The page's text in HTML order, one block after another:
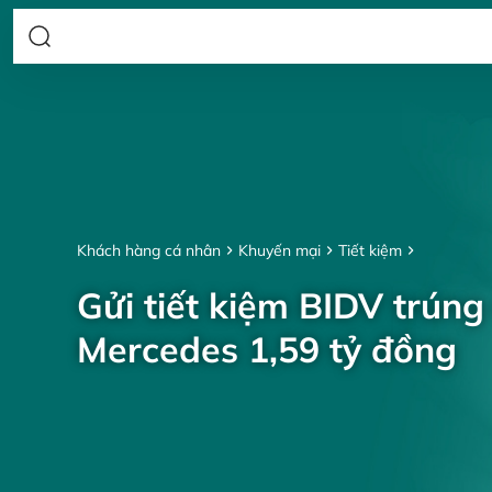
Khách hàng cá nhân Khuyến mại Tiết kiệm
Gửi tiết kiệm BIDV
Mercedes 1,59 tỷ đồng